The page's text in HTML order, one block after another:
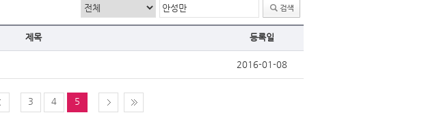
제목 등록일
2016-01-08
3 4 5